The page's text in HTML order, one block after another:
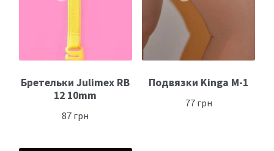
Бретельки Julimex RB
12 10mm
87 грн
Подвязки Kinga М-1
77грн